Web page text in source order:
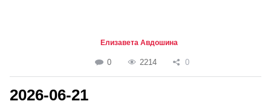
Елизавета Авдошина
0 2214 0
2026-06-21